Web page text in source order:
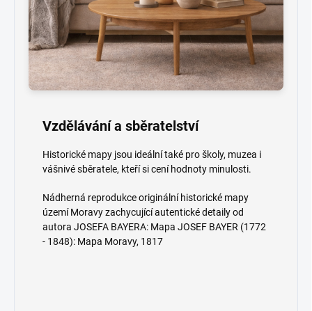
Vzdělávání a sběratelství
Historické mapy jsou ideální také pro školy, muzea i
vášnivé sběratele, kteří si cení hodnoty minulosti.
Nádherná reprodukce originální historické mapy
území Moravy zachycující autentické detaily od
autora JOSEFA BAYERA: Mapa JOSEF BAYER (1772
- 1848): Mapa Moravy, 1817